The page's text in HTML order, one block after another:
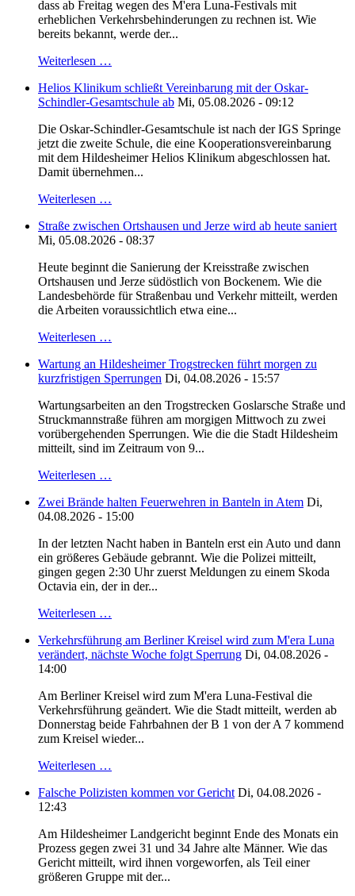
dass ab Freitag wegen des M'era Luna-Festivals mit
erheblichen Verkehrsbehinderungen zu rechnen ist. Wie
bereits bekannt, werde der...
Weiterlesen …
Helios Klinikum schließt Vereinbarung mit der Oskar-
Schindler-Gesamtschule ab Mi, 05.08.2026 - 09:12
Die Oskar-Schindler-Gesamtschule ist nach der IGS Springe
jetzt die zweite Schule, die eine Kooperationsvereinbarung
mit dem Hildesheimer Helios Klinikum abgeschlossen hat.
Damit übernehmen...
Weiterlesen …
Straße zwischen Ortshausen und Jerze wird ab heute saniert
Mi, 05.08.2026 - 08:37
Heute beginnt die Sanierung der Kreisstraße zwischen
Ortshausen und Jerze südöstlich von Bockenem. Wie die
Landesbehörde für Straßenbau und Verkehr mitteilt, werden
die Arbeiten voraussichtlich etwa eine...
Weiterlesen …
Wartung an Hildesheimer Trogstrecken führt morgen zu
kurzfristigen Sperrungen Di, 04.08.2026 - 15:57
Wartungsarbeiten an den Trogstrecken Goslarsche Straße und
Struckmannstraße führen am morgigen Mittwoch zu zwei
vorübergehenden Sperrungen. Wie die die Stadt Hildesheim
mitteilt, sind im Zeitraum von 9...
Weiterlesen …
Zwei Brände halten Feuerwehren in Banteln in Atem Di,
04.08.2026 - 15:00
In der letzten Nacht haben in Banteln erst ein Auto und dann
ein größeres Gebäude gebrannt. Wie die Polizei mitteilt,
gingen gegen 2:30 Uhr zuerst Meldungen zu einem Skoda
Octavia ein, der in der...
Weiterlesen …
Verkehrsführung am Berliner Kreisel wird zum M'era Luna
verändert, nächste Woche folgt Sperrung Di, 04.08.2026 -
14:00
Am Berliner Kreisel wird zum M'era Luna-Festival die
Verkehrsführung geändert. Wie die Stadt mitteilt, werden ab
Donnerstag beide Fahrbahnen der B 1 von der A 7 kommend
zum Kreisel wieder...
Weiterlesen …
Falsche Polizisten kommen vor Gericht Di, 04.08.2026 -
12:43
Am Hildesheimer Landgericht beginnt Ende des Monats ein
Prozess gegen zwei 31 und 34 Jahre alte Männer. Wie das
Gericht mitteilt, wird ihnen vorgeworfen, als Teil einer
größeren Gruppe mit der...